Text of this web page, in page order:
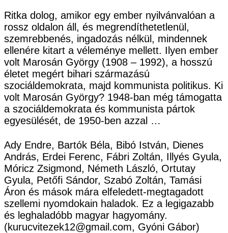
Ritka dolog, amikor egy ember nyilvánvalóan a
rossz oldalon áll, és megrendíthetetlenül,
szemrebbenés, ingadozás nélkül, mindennek
ellenére kitart a véleménye mellett. Ilyen ember
volt Marosán György (1908 – 1992), a hosszú
életet megért bihari származású
szociáldemokrata, majd kommunista politikus. Ki
volt Marosán György? 1948-ban még támogatta
a szociáldemokrata és kommunista pártok
egyesülését, de 1950-ben azzal …
Ady Endre, Bartók Béla, Bibó István, Dienes
András, Erdei Ferenc, Fábri Zoltán, Illyés Gyula,
Móricz Zsigmond, Németh László, Ortutay
Gyula, Petőfi Sándor, Szabó Zoltán, Tamási
Áron és mások mára elfeledett-megtagadott
szellemi nyomdokain haladok. Ez a legigazabb
és leghaladóbb magyar hagyomány.
(kurucvitezek12@gmail.com, Gyóni Gábor)